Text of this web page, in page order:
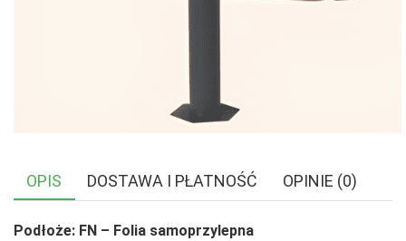
OPIS DOSTAWA I PŁATNOŚĆ OPINIE (0)
Podłoże: FN – Folia samoprzylepna